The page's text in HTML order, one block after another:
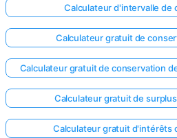
Calculateur d'intervalle de
Calculateur gratuit de
Calculateur gratuit de conservation
Calculateur gratuit de
Calculateur gratuit d'intérêts